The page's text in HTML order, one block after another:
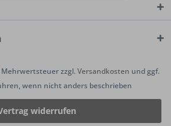
Mehrwertsteuer zzgl.Versandkosten und ggf.
wenn nicht anders beschrieben
widerrufen